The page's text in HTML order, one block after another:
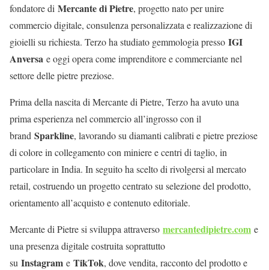
fondatore di Mercante di Pietre, progetto nato per unire
commercio digitale, consulenza personalizzata e realizzazione di
gioielli su richiesta. Terzo ha studiato gemmologia presso IGI
Anversa e oggi opera come imprenditore e commerciante nel
settore delle pietre preziose.
Prima della nascita di Mercante di Pietre, Terzo ha avuto una
prima esperienza nel commercio all’ingrosso con il
brand Sparkline, lavorando su diamanti calibrati e pietre preziose
di colore in collegamento con miniere e centri di taglio, in
particolare in India. In seguito ha scelto di rivolgersi al mercato
retail, costruendo un progetto centrato su selezione del prodotto,
orientamento all’acquisto e contenuto editoriale.
Mercante di Pietre si sviluppa attraverso mercantedipietre.com e
una presenza digitale costruita soprattutto
su Instagram e TikTok, dove vendita, racconto del prodotto e